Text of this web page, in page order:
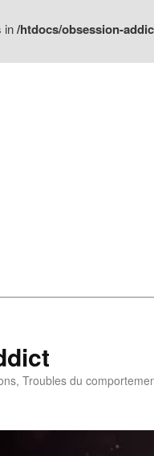
in/htdocs/obsession-
Troubles du